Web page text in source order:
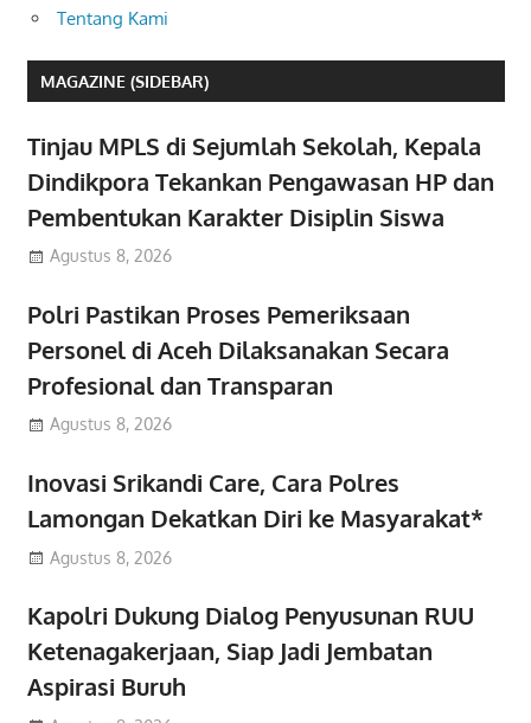
Tentang Kami
MAGAZINE (SIDEBAR)
Tinjau MPLS di Sejumlah Sekolah, Kepala
Dindikpora Tekankan Pengawasan HP dan
Pembentukan Karakter Disiplin Siswa
Agustus 8, 2026
Polri Pastikan Proses Pemeriksaan
Personel di Aceh Dilaksanakan Secara
Profesional dan Transparan
Agustus 8, 2026
Inovasi Srikandi Care, Cara Polres
Lamongan Dekatkan Diri ke Masyarakat*
Agustus 8, 2026
Kapolri Dukung Dialog Penyusunan RUU
Ketenagakerjaan, Siap Jadi Jembatan
Aspirasi Buruh